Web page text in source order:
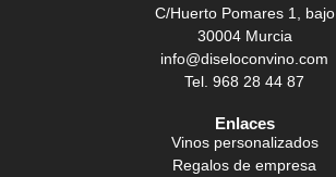
C/Huerto Pomares 1, bajo
30004 Murcia
info@diseloconvino.com
Tel. 968 28 44 87
Enlaces
Vinos personalizados
Regalos de empresa